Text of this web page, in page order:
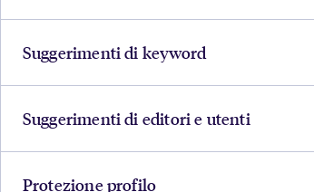
Suggerimenti di keyword
Suggerimenti di editori e utenti
Protezione profilo